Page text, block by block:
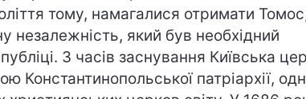
тому, намагалися отримати
незалежність, який був необхідний
З часів заснування Київська
Константинопольської патріархії,